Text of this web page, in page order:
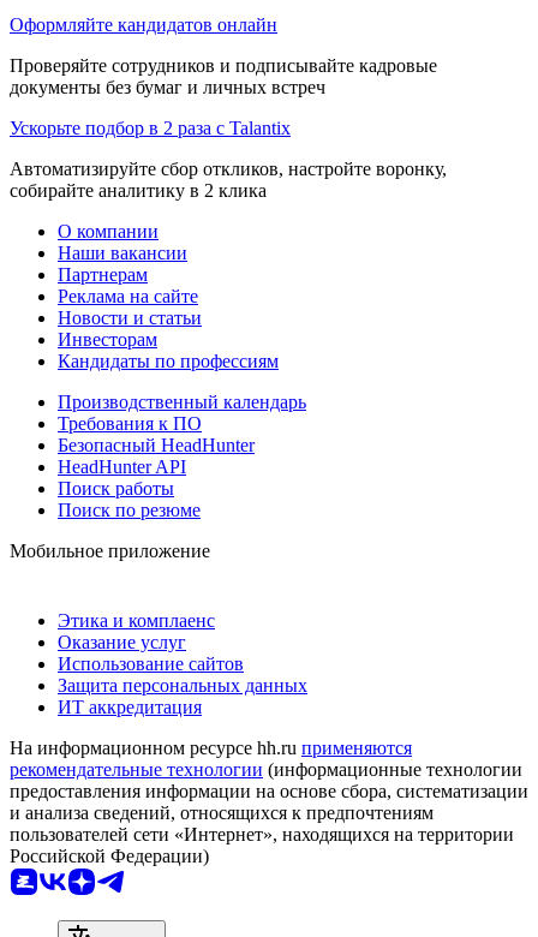
Оформляйте кандидатов онлайн
Проверяйте сотрудников и подписывайте кадровые
документы без бумаг и личных встреч
Ускорьте подбор в 2 раза с Talantix
Автоматизируйте сбор откликов, настройте воронку,
собирайте аналитику в 2 клика
О компании
Наши вакансии
Партнерам
Реклама на сайте
Новости и статьи
Инвесторам
Кандидаты по профессиям
Производственный календарь
Требования к ПО
Безопасный HeadHunter
HeadHunter API
Поиск работы
Поиск по резюме
Мобильное приложение
Этика и комплаенс
Оказание услуг
Использование сайтов
Защита персональных данных
ИТ аккредитация
На информационном ресурсе hh.ru применяются
рекомендательные технологии (информационные технологии
предоставления информации на основе сбора, систематизации
и анализа сведений, относящихся к предпочтениям
пользователей сети «Интернет», находящихся на территории
Российской Федерации)